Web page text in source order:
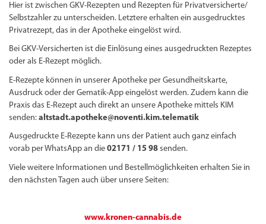
Hier ist zwischen GKV-Rezepten und Rezepten für Privatversicherte/
Selbstzahler zu unterscheiden. Letztere erhalten ein ausgedrucktes
Privatrezept, das in der Apotheke eingelöst wird.
Bei GKV-Versicherten ist die Einlösung eines ausgedruckten Rezeptes
oder als E-Rezept möglich.
E-Rezepte können in unserer Apotheke per Gesundheitskarte,
Ausdruck oder der Gematik-App eingelöst werden. Zudem kann die
Praxis das E-Rezept auch direkt an unsere Apotheke mittels KIM
senden: altstadt.apotheke@noventi.kim.telematik
Ausgedruckte E-Rezepte kann uns der Patient auch ganz einfach
vorab per WhatsApp an die 02171 / 15 98 senden.
Viele weitere Informationen und Bestellmöglichkeiten erhalten Sie in
den nächsten Tagen auch über unsere Seiten:
www.kronen-cannabis.de